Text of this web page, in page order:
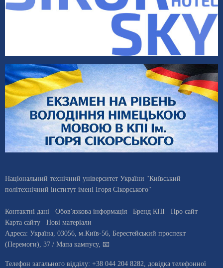
Національний технічний університет України "Київський
політехнічний інститут імені Ігоря Сікорського"
Контактні дані Обов'язкова інформація Бренд КПІ
Про сайт
Карта сайту
Нові матеріали
Адреса: Україна, 03056, м.Київ-56, Берестейський проспект
(Перемоги), 37 / Мапа кампусу, 📧
Телефон загального відділу: +38 044 204 8282, довiдка телефонної